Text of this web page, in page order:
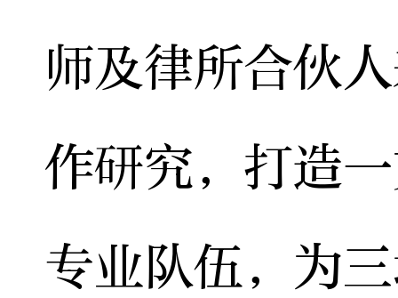
师及律所合伙
作研究，打造
专业队伍，为